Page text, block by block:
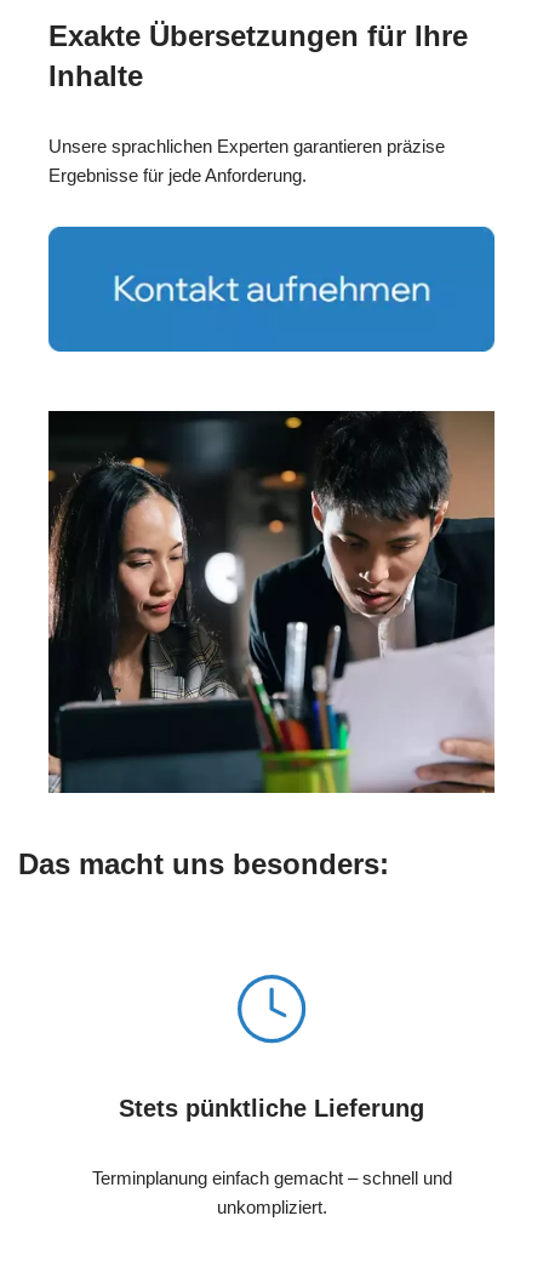
Exakte Übersetzungen für Ihre
Inhalte
Unsere sprachlichen Experten garantieren präzise
Ergebnisse für jede Anforderung.
Das macht uns besonders:
Stets pünktliche Lieferung
Terminplanung einfach gemacht – schnell und
unkompliziert.